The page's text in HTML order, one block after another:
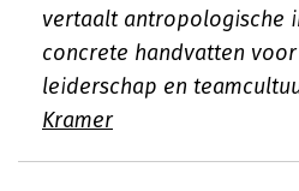
vertaalt antropologische
concrete handvatten
leiderschap en
Kramer